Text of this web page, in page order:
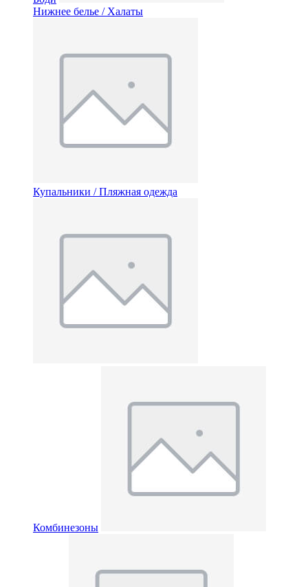
Нижнее белье / Халаты
Купальники / Пляжная одежда
Комбинезоны